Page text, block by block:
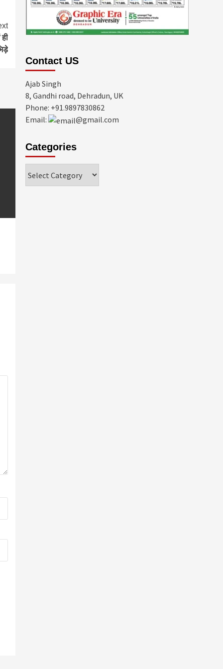
Contact US
Ajab Singh
8, Gandhi road, Dehradun, UK
Phone: +91.9897830862
Email:
@gmail.com
Categories